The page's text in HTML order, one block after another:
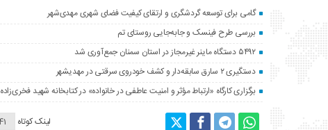
گامی برای توسعه گردشگری و ارتقای کیفیت فضای شهری مهدی‌شهر
بررسی طرح فینسک و جابه‌جایی روستای تم
۵۴۹۲ دستگاه ماینر غیرمجاز در استان سمنان جمع‌آوری شد
دستگیری ۲ سارق سابقه‌دار و کشف خودروی سرقتی در مهدیشهر
برگزاری کارگاه «ارتباط مؤثر و امنیت عاطفی در خانواده» در کتابخانه شهید فخری‌زاده
لینک کوتاه